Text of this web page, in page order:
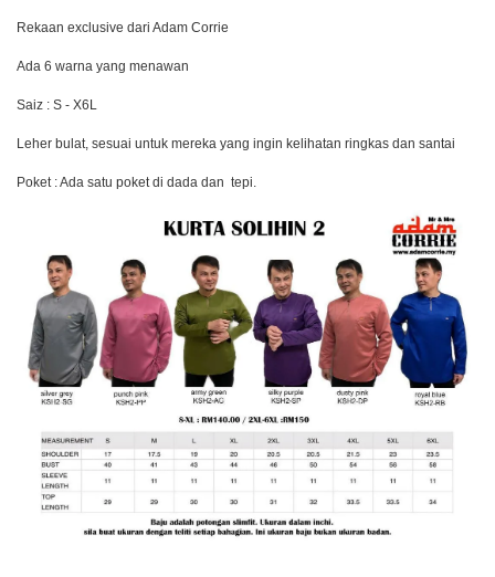
Rekaan exclusive dari Adam Corrie
Ada 6 warna yang menawan
Saiz : S - X6L
Leher bulat, sesuai untuk mereka yang ingin kelihatan ringkas dan santai
Poket : Ada satu poket di dada dan tepi.